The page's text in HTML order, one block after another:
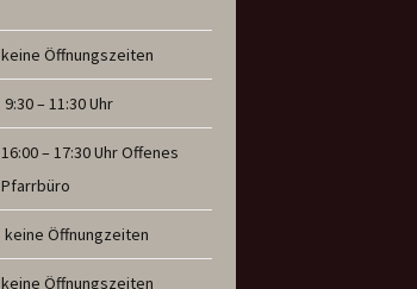
keine Öffnungszeiten
9:30 – 11:30 Uhr
16:00 – 17:30 Uhr Offenes
Pfarrbüro
keine Öffnungzeiten
keine Öffnungszeiten